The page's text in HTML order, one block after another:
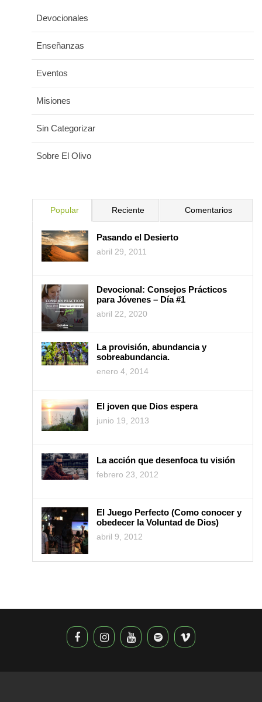
Devocionales
Enseñanzas
Eventos
Misiones
Sin Categorizar
Sobre El Olivo
Popular Reciente Comentarios
Pasando el Desierto
abril 29, 2011
Devocional: Consejos Prácticos
para Jóvenes – Día #1
abril 22, 2020
La provisión, abundancia y
sobreabundancia.
enero 4, 2014
El joven que Dios espera
junio 19, 2013
La acción que desenfoca tu visión
febrero 23, 2012
El Juego Perfecto (Como conocer y
obedecer la Voluntad de Dios)
abril 9, 2012